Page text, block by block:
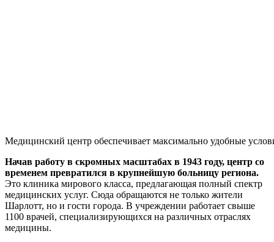
Медицинский центр обеспечивает максимально удобные
Начав работу в скромных масштабах в 1943 году, центр со
временем превратился в крупнейшую больницу региона.
Это клиника мирового класса, предлагающая полный спектр
медицинских услуг. Сюда обращаются не только жители
Шарлотт, но и гости города. В учреждении работает свыше
1100 врачей, специализирующихся на различных отраслях
медицины.